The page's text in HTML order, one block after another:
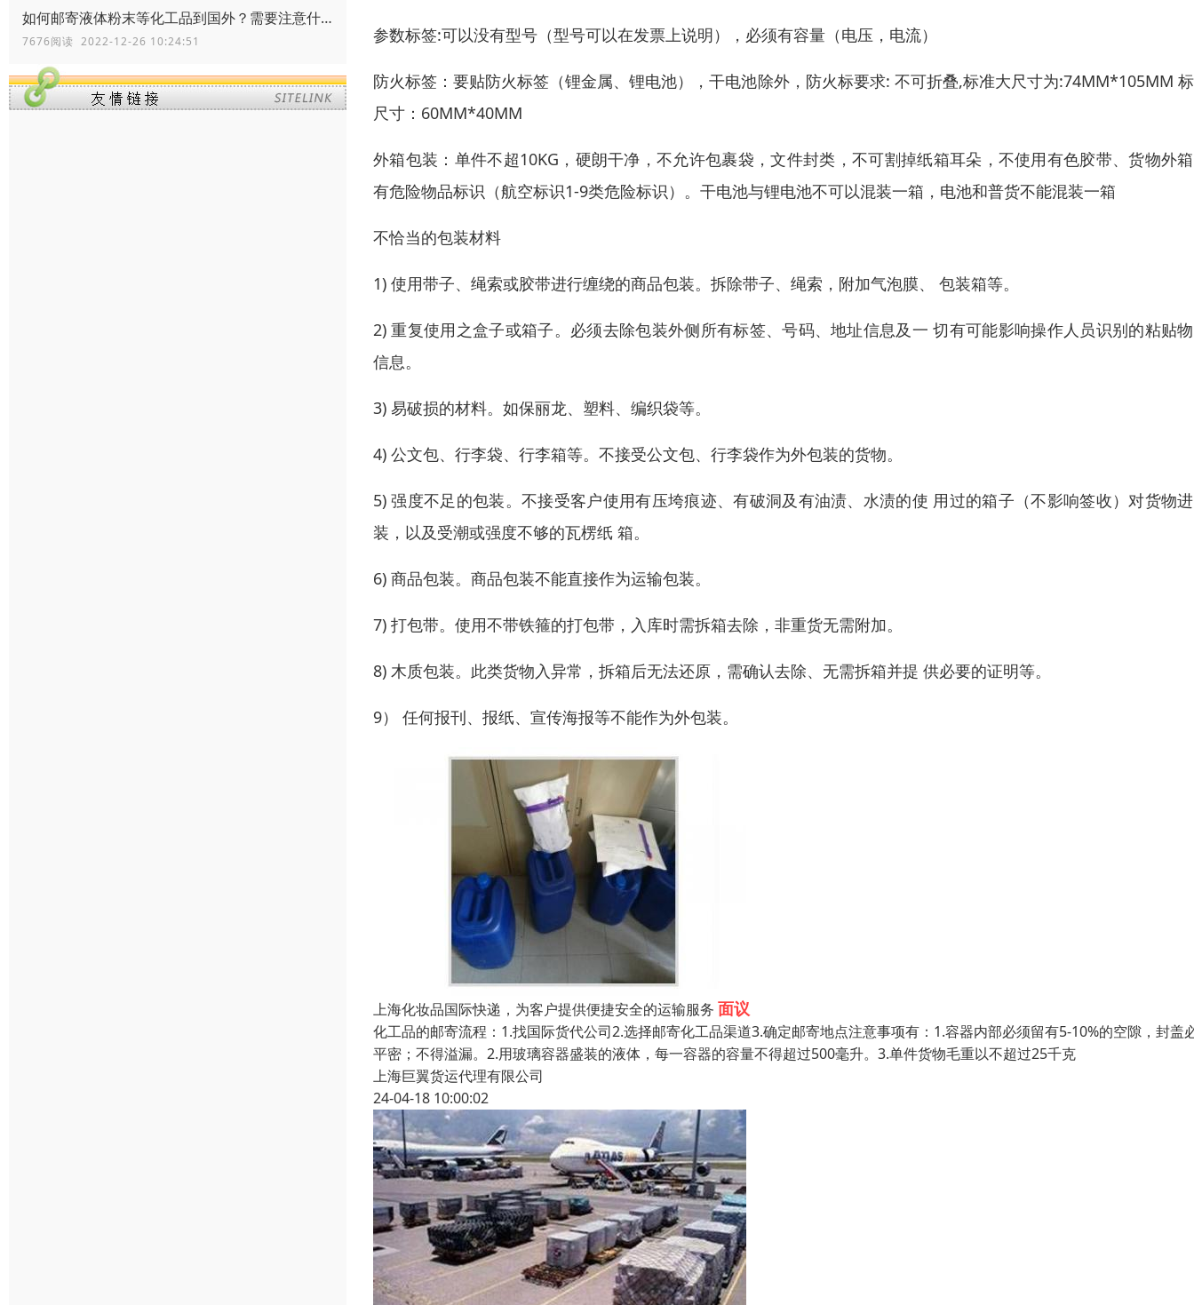
如何邮寄液体粉末等化工品到国外？需要注意什么？
7676阅读 2022-12-26 10:24:51 参数标签:可以没有型号（型号可以在发票上说明），必须有容量（电压，电流）
防火标签：要贴防火标签（锂金属、锂电池），干电池除外，防火标要求: 不可折叠,标准大尺寸为:74MM*105MM
尺寸：60MM*40MM
外箱包装：单件不超10KG，硬朗干净，不允许包裹袋，文件封类，不可割掉纸箱耳朵，不使用有色胶带、货物外
有危险物品标识（航空标识1-9类危险标识）。干电池与锂电池不可以混装一箱，电池和普货不能混装一箱
不恰当的包装材料
1) 使用带子、绳索或胶带进行缠绕的商品包装。拆除带子、绳索，附加气泡膜、 包装箱等。
2) 重复使用之盒子或箱子。必须去除包装外侧所有标签、号码、地址信息及一 切有可能影响操作人员识别的粘贴
信息。
3) 易破损的材料。如保丽龙、塑料、编织袋等。
4) 公文包、行李袋、行李箱等。不接受公文包、行李袋作为外包装的货物。
5) 强度不足的包装。不接受客户使用有压垮痕迹、有破洞及有油渍、水渍的使 用过的箱子（不影响签收）对货物
装，以及受潮或强度不够的瓦楞纸 箱。
6) 商品包装。商品包装不能直接作为运输包装。
7) 打包带。使用不带铁箍的打包带，入库时需拆箱去除，非重货无需附加。
8) 木质包装。此类货物入异常，拆箱后无法还原，需确认去除、无需拆箱并提 供必要的证明等。
9） 任何报刊、报纸、宣传海报等不能作为外包装。
上海化妆品国际快递，为客户提供便捷安全的运输服务 面议
化工品的邮寄流程：1.找国际货代公司2.选择邮寄化工品渠道3.确定邮寄地点注意事项有：1.容器内部必须留有5-10%的空隙，封盖
平密；不得溢漏。2.用玻璃容器盛装的液体，每一容器的容量不得超过500毫升。3.单件货物毛重以不超过25千克
上海巨翼货运代理有限公司
24-04-18 10:00:02